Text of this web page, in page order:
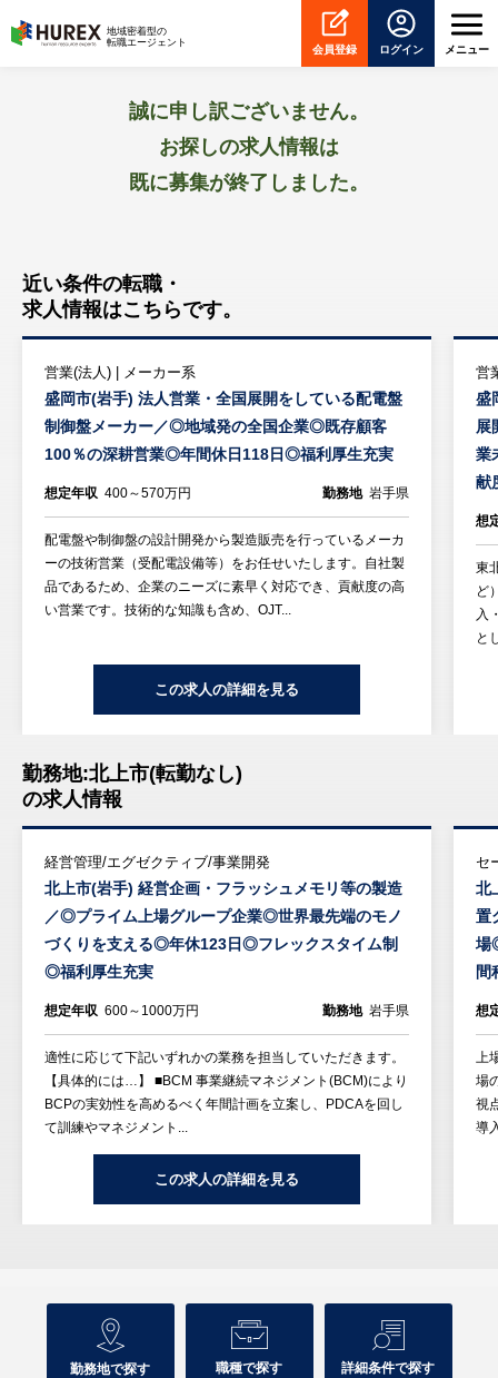
HUREX
地域密着型の
転職エージェント
会員登録 ログイン メニュー
誠に申し訳ございません。
お探しの求人情報は
既に募集が終了しました。
近い条件の転職・
求人情報はこちらです。
営業(法人) | メーカー系
盛岡市(岩手) 法人営業・全国展開をしている配電盤
制御盤メーカー／◎地域発の全国企業◎既存顧客
100％の深耕営業◎年間休日118日◎福利厚生充実
想定年収 400～570万円 勤務地 岩手県
配電盤や制御盤の設計開発から製造販売を行っているメーカ
ーの技術営業（受配電設備等）をお任せいたします。自社製
品であるため、企業のニーズに素早く対応でき、貢献度の高
い営業です。技術的な知識も含め、OJT...
この求人の詳細を見る
営
盛
展
業
献
想
東
ど
入
と
勤務地:北上市(転勤なし)
の求人情報
経営管理/エグゼクティブ/事業開発
北上市(岩手) 経営企画・フラッシュメモリ等の製造
／◎プライム上場グループ企業◎世界最先端のモノ
づくりを支える◎年休123日◎フレックスタイム制
◎福利厚生充実
想定年収 600～1000万円 勤務地 岩手県
適性に応じて下記いずれかの業務を担当していただきます。
【具体的には…】 ■BCM 事業継続マネジメント(BCM)により
BCPの実効性を高めるべく年間計画を立案し、PDCAを回し
て訓練やマネジメント...
この求人の詳細を見る
セ
北
置
場
間
想
上
場
視
導
勤務地で探す 職種で探す 詳細条件で探す